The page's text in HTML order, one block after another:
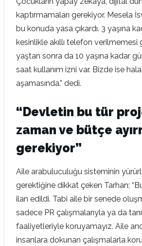
kaptırmamaları gerekiyor. Mesela
bu konuda yasa çıkardı. 3 yaşına
kesinlikle akıllı telefon verilmemesi
yaştan sonra da 10 yaşına kadar
saat kullanım izni var. Bizde ise
aşamasında.” dedi.
“Devletin bu tür
zaman ve bütçe
gerekiyor”
Aile arabuluculuğu sisteminin
gerektiğine dikkat çeken Tarhan; “Bu
ilan edildi. Tabi aile bir senede
sadece PR çalışmalarıyla ya da
faaliyetleriyle koruyamayız. Aile
insanlara dokunan çalışmalarla